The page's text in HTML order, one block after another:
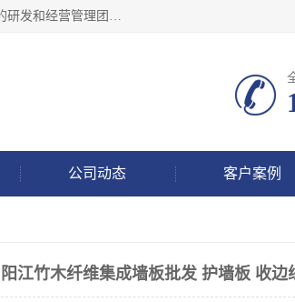
清远市鑫叶新型装饰材料有限公司批量供应：集成墙板等产品，清远市鑫叶新型装饰材料有限公司拥有完善的研发和经营管理团队，取得有70多项证书。不断让研发科技成果惠及全人类，用新材料保护自然资源，让人类生活居住健康与自然发展相和谐。全国统一热线电话：*。
公司动态 客户案例
阳江竹木纤维集成墙板批发 护墙板 收边